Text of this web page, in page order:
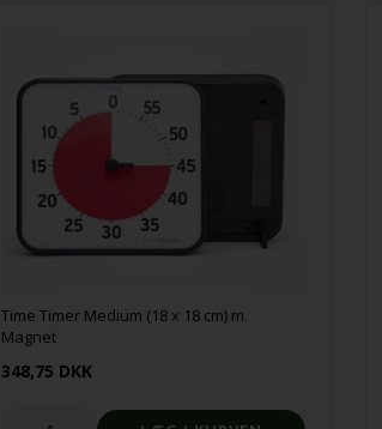
Time Timer Medium (18 x 18 cm) m.
Magnet
348,75 DKK